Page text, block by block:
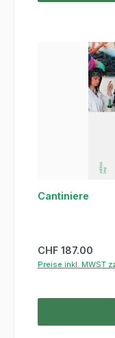
Cantiniere
Regulärer Preis:
CHF 187.00
Preise inkl. MWST